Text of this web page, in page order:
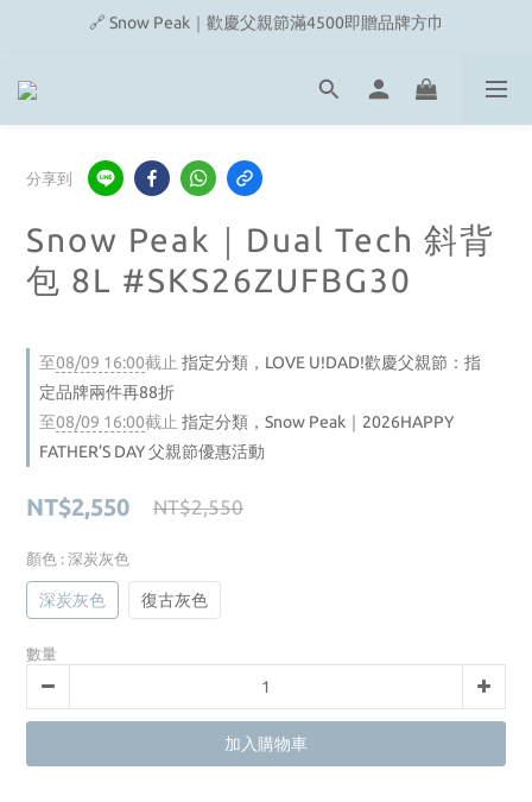
🔗 Snow Peak｜歡慶父親節滿4500即贈品牌方巾
🔗 Snow Peak｜歡慶父親節滿4500即贈品牌方巾
🎉On/HOKA 新品陸續上架
🔗 Snow Peak｜歡慶父親節滿4500即贈品牌方巾
分享到
Snow Peak｜Dual Tech 斜背
包 8L #SKS26ZUFBG30
至08/09 16:00截止 指定分類，LOVE U!DAD!歡慶父親節：指
定品牌兩件再88折
至08/09 16:00截止 指定分類，Snow Peak｜2026HAPPY
FATHER’S DAY 父親節優惠活動
NT$2,550 NT$2,550
顏色 : 深炭灰色
深炭灰色 復古灰色
數量
加入購物車